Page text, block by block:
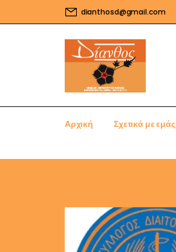
dianthosd@gmail.com
Αρχική Σχετικά με εμάς